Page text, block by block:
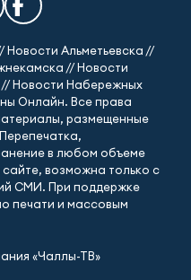
Новости Альметьевска //
// Новости
Новости Набережных
Онлайн. Все права
размещенные
в любом объеме
возможна только с
СМИ. При поддержке
печати и массовым
«Чаллы-ТВ»